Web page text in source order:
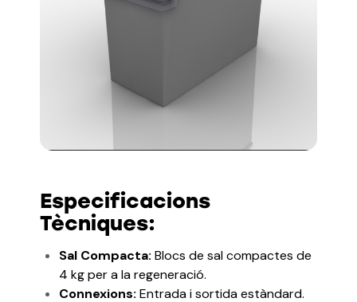
Especificacions
Tècniques:
Sal Compacta: Blocs de sal compactes de
4 kg per a la regeneració.
Connexions: Entrada i sortida estàndard.